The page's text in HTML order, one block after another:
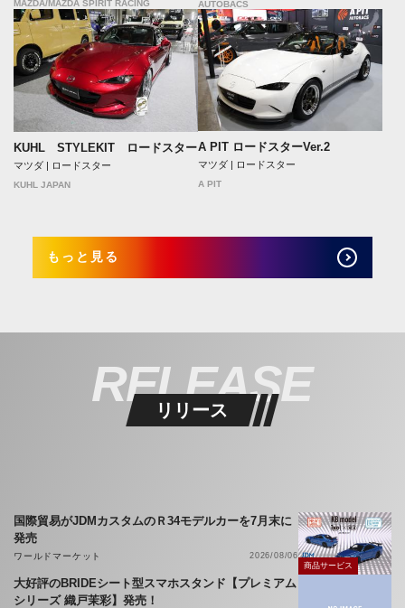
MAZDA/MAZDA SPIRIT RACING AUTOBACS
KUHL STYLEKIT ロードスター
マツダ | ロードスター
KUHL JAPAN
A PIT ロードスターVer.2
マツダ | ロードスター
A PIT
もっと見る
RELEASE
リリース
国際貿易がJDMカスタムのＲ34モデルカーを7月末に
発売
ワールドマーケット
2026/08/06
商品サービス
大好評のBRIDEシート型スマホスタンド【プレミアム
シリーズ 織戸茉彩】発売！